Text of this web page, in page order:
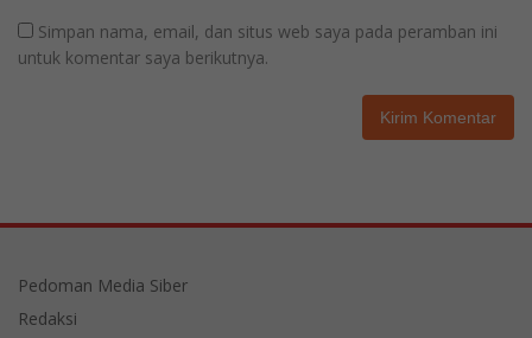
Simpan nama, email, dan situs web saya pada peramban ini
untuk komentar saya berikutnya.
Pedoman Media Siber
Redaksi